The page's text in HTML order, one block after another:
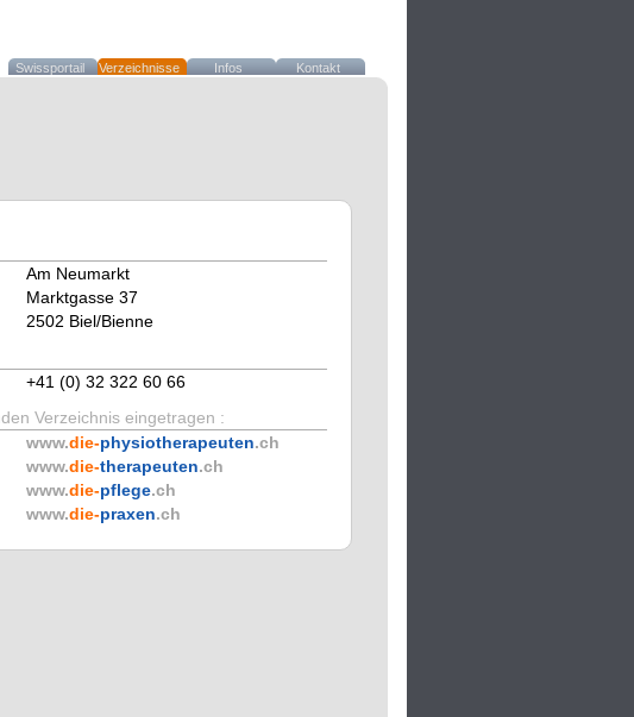
Swissportail Verzeichnisse Infos Kontakt
Am Neumarkt
Marktgasse 37
2502 Biel/Bienne
+41 (0) 32 322 60 66
Verzeichnis eingetragen :
www.die-physiotherapeuten.ch
www.die-therapeuten.ch
www.die-pflege.ch
www.die-praxen.ch